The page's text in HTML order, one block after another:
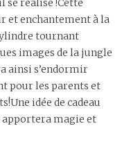
se réalise !Cette
et enchantement à la
tournant
images de la jungle
ainsi s’endormir
pour les parents et
idée de cadeau
apportera magie et